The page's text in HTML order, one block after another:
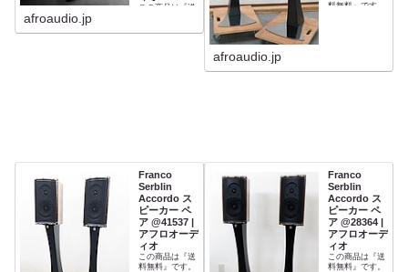
この商品は『送
afroaudio.jp
料無料』です。
afroaudio.jp
Franco
Serblin
Accordo ス
ピーカー ペ
ア @41537 |
アフロオーデ
ィオ
この商品は『送
料無料』です。
Franco
Serblin
Accordo ス
ピーカー ペ
ア @28364 |
アフロオーデ
ィオ
この商品は『送
料無料』です。